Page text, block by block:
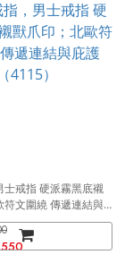
士戒指 硬派霧黑底襯
符文圍繞 傳遞連結與